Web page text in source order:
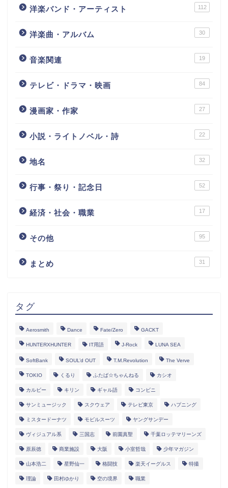
洋楽バンド・アーティスト 112
洋楽曲・アルバム 30
音楽関連 19
テレビ・ドラマ・映画 84
漫画家・作家 27
小説・ライトノベル・詩 22
地名 32
行事・祭り・記念日 52
経済・社会・職業 17
その他 95
まとめ 31
タグ
Aerosmith Dance Fate/Zero GACKT
HUNTERXHUNTER IT用語 J-Rock LUNA SEA
SoftBank SOUL’d OUT T.M.Revolution The Verve
TOKIO くるり ふたば☆ちゃんねる カシオ
カルビー キリン ギャル語 コンビニ
サンミュージック スクウェア テレビ東京 ハプニング
ミスタードーナツ モビルスーツ ヤングサンデー
ヴィジュアル系 三国志 前園真聖 千葉ロッテマリーンズ
原辰徳 商業施設 大阪 小室哲哉 少年マガジン
山本浩二 星野仙一 格闘技 楽天イーグルス 特撮
理論 田村ゆかり 空の境界 職業